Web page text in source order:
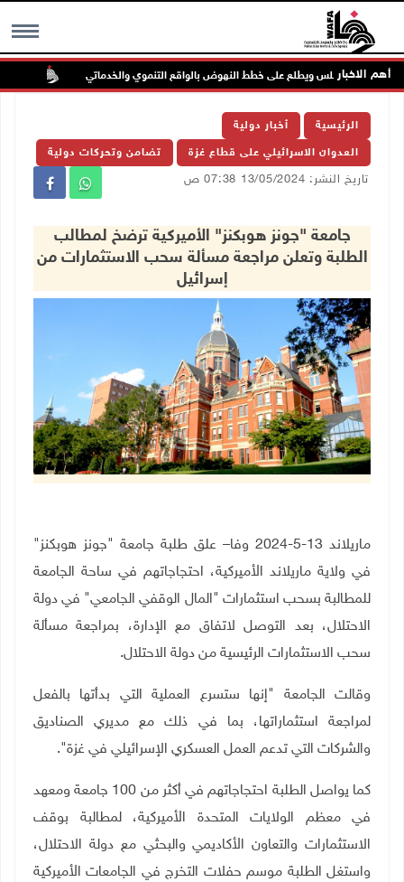
MENU أهم الاخبار
بلدي نابلس ويطلع على خطط النهوض بالواقع التنموي والخدماتي
الرئيسية أخبار دولية
العدوان الاسرائيلي على قطاع غزة تضامن وتحركات دولية
تاريخ النشر: 13/05/2024 07:38 ص
جامعة "جونز هوبكنز" الأميركية ترضخ لمطالب
الطلبة وتعلن مراجعة مسألة سحب الاستثمارات من
إسرائيل
ماريلاند 13-5-2024 وفا– علق طلبة جامعة "جونز هوبكنز"
في ولاية ماريلاند الأميركية، احتجاجاتهم في ساحة الجامعة
للمطالبة بسحب استثمارات "المال الوقفي الجامعي" في دولة
الاحتلال، بعد التوصل لاتفاق مع الإدارة، بمراجعة مسألة
سحب الاستثمارات الرئيسية من دولة الاحتلال.
وقالت الجامعة "إنها ستسرع العملية التي بدأتها بالفعل
لمراجعة استثماراتها، بما في ذلك مع مديري الصناديق
والشركات التي تدعم العمل العسكري الإسرائيلي في غزة".
كما يواصل الطلبة احتجاجاتهم في أكثر من 100 جامعة ومعهد
في معظم الولايات المتحدة الأميركية، لمطالبة بوقف
الاستثمارات والتعاون الأكاديمي والبحثي مع دولة الاحتلال،
واستغل الطلبة موسم حفلات التخرج في الجامعات الأميركية